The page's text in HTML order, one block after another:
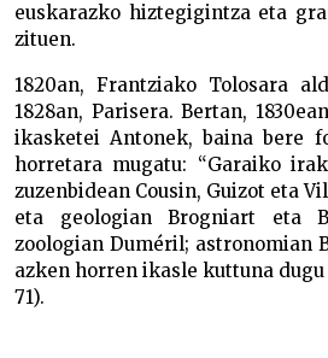
euskarazko hiztegigintza eta
zituen.
1820an, Frantziako Tolosara
1828an, Parisera. Bertan,
ikasketei Antonek, baina bere
horretara mugatu: “Garaiko
zuzenbidean Cousin, Guizot eta
eta geologian Brogniart eta
zoologian Duméril; astronomian
azken horren ikasle kuttuna dugu
71).